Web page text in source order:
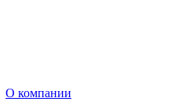
О компании